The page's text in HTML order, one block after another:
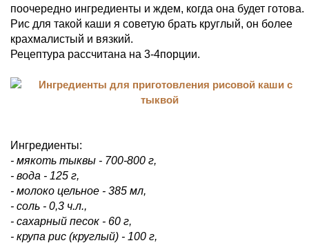
поочередно ингредиенты и ждем, когда она будет готова.
Рис для такой каши я советую брать круглый, он более
крахмалистый и вязкий.
Рецептура рассчитана на 3-4порции.
Ингредиенты:
- мякоть тыквы - 700-800 г,
- вода - 125 г,
- молоко цельное - 385 мл,
- соль - 0,3 ч.л.,
- сахарный песок - 60 г,
- крупа рис (круглый) - 100 г,